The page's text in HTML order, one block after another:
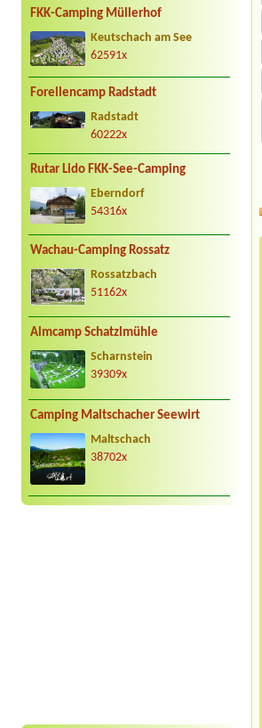
FKK-Camping Müllerhof
Keutschach am See
62591x
Forellencamp Radstadt
Radstadt
60222x
Rutar Lido FKK-See-Camping
Eberndorf
54316x
Wachau-Camping Rossatz
Rossatzbach
51162x
Almcamp Schatzlmühle
Scharnstein
39309x
Camping Maltschacher Seewirt
Maltschach
38702x